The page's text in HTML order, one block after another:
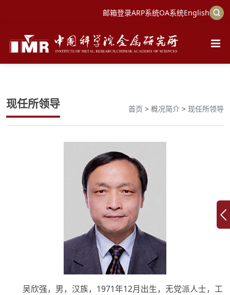
邮箱登录ARP系统OA系统English
现任所领导 首页 > 概况简介 > 现任所领导
吴欣强，男，汉族，1971年12月出生，无党派人士，工